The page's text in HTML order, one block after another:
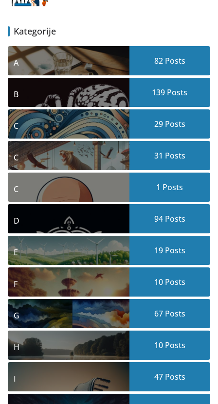
Kategorije
A 82Posts
B 139 Posts
C 29Posts
C 31 Posts
C 1 Posts
D 94Posts
E 19Posts
F 10Posts
G 67Posts
H 10Posts
I 47Posts